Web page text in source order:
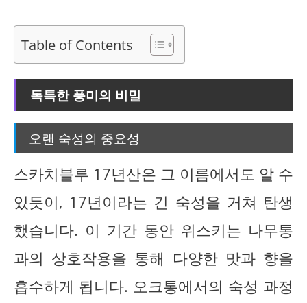
Table of Contents
독특한 풍미의 비밀
오랜 숙성의 중요성
스카치블루 17년산은 그 이름에서도 알 수
있듯이, 17년이라는 긴 숙성을 거쳐 탄생
했습니다. 이 기간 동안 위스키는 나무통
과의 상호작용을 통해 다양한 맛과 향을
흡수하게 됩니다. 오크통에서의 숙성 과정